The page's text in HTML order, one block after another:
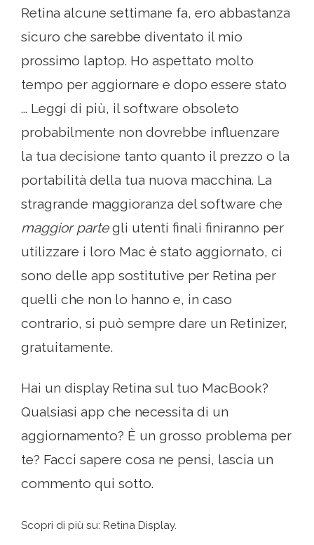
Retina alcune settimane fa, ero abbastanza
sicuro che sarebbe diventato il mio
prossimo laptop. Ho aspettato molto
tempo per aggiornare e dopo essere stato
... Leggi di più, il software obsoleto
probabilmente non dovrebbe influenzare
la tua decisione tanto quanto il prezzo o la
portabilità della tua nuova macchina. La
stragrande maggioranza del software che
maggior partegli utenti finali finiranno per
utilizzare i loro Mac è stato aggiornato, ci
sono delle app sostitutive per Retina per
quelli che non lo hanno e, in caso
contrario, si può sempre dare un Retinizer,
gratuitamente.
Hai un display Retina sul tuo MacBook?
Qualsiasi app che necessita di un
aggiornamento? È un grosso problema per
te? Facci sapere cosa ne pensi, lascia un
commento qui sotto.
Scopri di più su: Retina Display.